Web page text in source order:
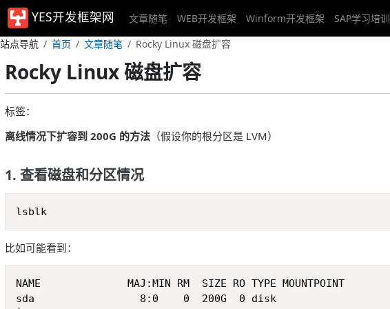
YES开发框架网 文章随笔 WEB开发框架 Winform开发框架 SAP学习培训
站点导航
首页 文章随笔 Rocky Linux 磁盘扩容
Rocky Linux 磁盘扩容
标签：
离线情况下扩容到 200G 的方法 （假设你的根分区是 LVM）
1. 查看磁盘和分区情况
lsblk
比如可能看到：
NAME              MAJ:MIN RM  SIZE RO TYPE MOUNTPOINT
sda                 8:0    0  200G  0 disk